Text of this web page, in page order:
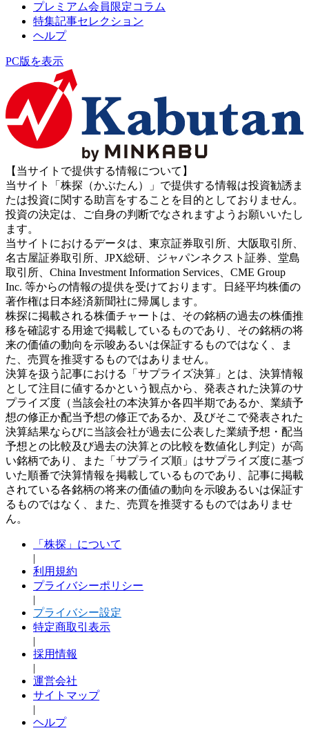
プレミアム会員限定コラム
特集記事セレクション
ヘルプ
PC版を表示
【当サイトで提供する情報について】
当サイト「株探（かぶたん）」で提供する情報は投資勧誘ま
たは投資に関する助言をすることを目的としておりません。
投資の決定は、ご自身の判断でなされますようお願いいたし
ます。
当サイトにおけるデータは、東京証券取引所、大阪取引所、
名古屋証券取引所、JPX総研、ジャパンネクスト証券、堂島
取引所、China Investment Information Services、CME Group
Inc. 等からの情報の提供を受けております。日経平均株価の
著作権は日本経済新聞社に帰属します。
株探に掲載される株価チャートは、その銘柄の過去の株価推
移を確認する用途で掲載しているものであり、その銘柄の将
来の価値の動向を示唆あるいは保証するものではなく、ま
た、売買を推奨するものではありません。
決算を扱う記事における「サプライズ決算」とは、決算情報
として注目に値するかという観点から、発表された決算のサ
プライズ度（当該会社の本決算か各四半期であるか、業績予
想の修正か配当予想の修正であるか、及びそこで発表された
決算結果ならびに当該会社が過去に公表した業績予想・配当
予想との比較及び過去の決算との比較を数値化し判定）が高
い銘柄であり、また「サプライズ順」はサプライズ度に基づ
いた順番で決算情報を掲載しているものであり、記事に掲載
されている各銘柄の将来の価値の動向を示唆あるいは保証す
るものではなく、また、売買を推奨するものではありませ
ん。
「株探」について
|
利用規約
プライバシーポリシー
|
プライバシー設定
特定商取引表示
|
採用情報
|
運営会社
サイトマップ
|
ヘルプ